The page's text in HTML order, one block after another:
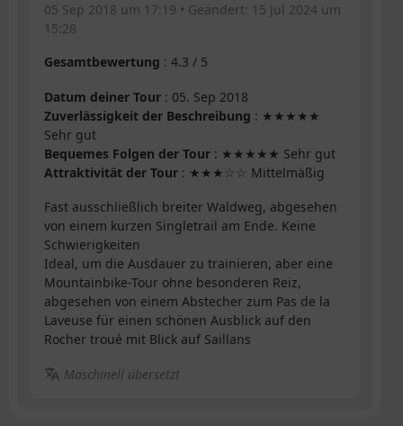
05 Sep 2018 um 17:19 • Geändert: 15 Jul 2024 um
15:28
Gesamtbewertung : 4.3 / 5
Datum deiner Tour : 05. Sep 2018
Zuverlässigkeit der Beschreibung : ★★★★★
Sehr gut
Bequemes Folgen der Tour : ★★★★★ Sehr gut
Attraktivität der Tour : ★★★☆☆ Mittelmäßig
Fast ausschließlich breiter Waldweg, abgesehen
von einem kurzen Singletrail am Ende. Keine
Schwierigkeiten
Ideal, um die Ausdauer zu trainieren, aber eine
Mountainbike-Tour ohne besonderen Reiz,
abgesehen von einem Abstecher zum Pas de la
Laveuse für einen schönen Ausblick auf den
Rocher troué mit Blick auf Saillans
Maschinell übersetzt